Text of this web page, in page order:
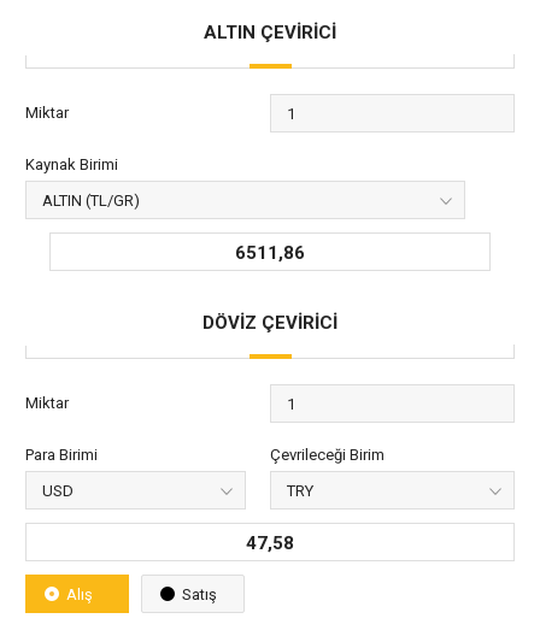
ALTIN ÇEVİRİCİ
Miktar
Kaynak Birimi
6511,86
DÖVİZ ÇEVİRİCİ
Miktar
Para Birimi Çevrileceği Birim
47,58
Alış Satış